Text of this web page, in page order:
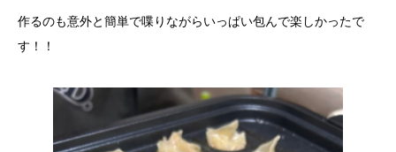
作るのも意外と簡単で喋りながらいっぱい包んで楽しかったで
す！！